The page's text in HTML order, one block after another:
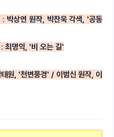
: 박상연 원작, 박찬욱 각색, '공동
최명익, '비 오는 길'
태원, '천변풍경' / 이범신 원작, 이